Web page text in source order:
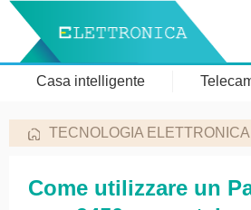
Casa intelligente
TECNOLOGIA ELETTRONICA
Come utilizzare un